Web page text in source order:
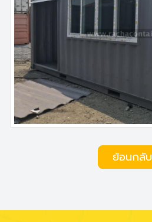
ย้อนกลับ